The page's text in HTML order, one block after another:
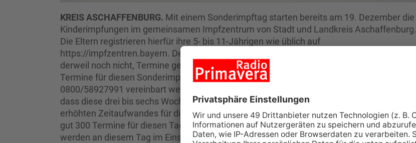
KREIS ASCHAFFENBURG. Mit einem Sonderimpftag starten bereits am 19. Dezember die
Kinderimpfungen im gemeinsamen Impfzentrum von Stadt und Landkreis Aschaffenburg.
Die Eltern registrieren hierfür ihre 5- bis 11-Jährigen wie üblich auf
https://impfzentren.bayern. Der Freistaat Bayern ermöglicht es in seinem Impfportal
derweil noch nicht, Termine gezielt nur für Kinderimpfungen freizugeben. Daher müssen
Termine für diesen Sonderimpftag nach der Registrierung zunächst telefonisch unter der
0800/58927991 vereinbart werden. Zweitimpftermine werden dann vor Ort vereinbart, so
dass diese drei bis sechs Wochen später stattfinden können Auf Grund des erwartet
erhöhten Zeitaufwandes für die Beratung und Durchführung der Kinderimpfungen stehen
gut 300 Termine für diesen Tag zur Verfügung. Mehrere Kinderärztinnen und Kinderärzte
werden an diesem Tag im Einsatz sein. Im neuen Jahr werden die Kinderimpfungen dann